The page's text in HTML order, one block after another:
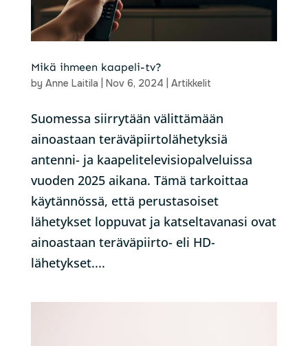
Mikä ihmeen kaapeli-tv?
by Anne Laitila Nov 6, 2024 Artikkelit
Suomessa siirrytään välittämään
ainoastaan teräväpiirtolähetyksiä
antenni- ja kaapelitelevisiopalveluissa
vuoden 2025 aikana. Tämä tarkoittaa
käytännössä, että perustasoiset
lähetykset loppuvat ja katseltavanasi ovat
ainoastaan teräväpiirto- eli HD-
lähetykset....